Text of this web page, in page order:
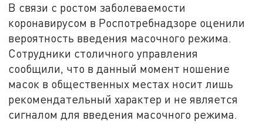
В связи с ростом заболеваемости
коронавирусом в Роспотребнадзоре оценили
вероятность введения масочного режима.
Сотрудники столичного управления
сообщили, что в данный момент ношение
масок в общественных местах носит лишь
рекомендательный характер и не является
сигналом для введения масочного режима.